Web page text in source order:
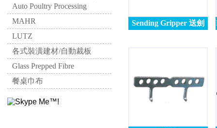
Auto Poultry Processing
MAHR
LUTZ
各式裝潢建材/自動裁板
Glass Prepped Fibre
餐桌巾布
Sending Gripper 送劍